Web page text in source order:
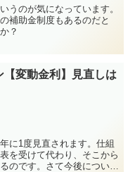
うのが気になっています。
補助金制度もあるのだと
？
【変動金利】見直しは
に1度見直されます。仕組
を受けて代わり、そこから
のです。さて今後について